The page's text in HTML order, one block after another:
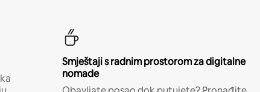
Smještaji s radnim prostorom za digitalne
nomade